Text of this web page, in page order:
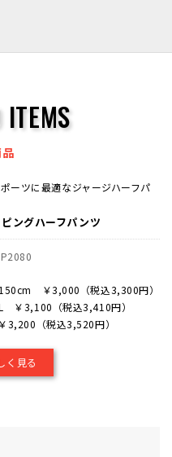
ITEMS
ーツに最適なジャージハーフパ
ングハーフパンツ
￥3,000（税込3,300円）
￥3,100（税込3,410円）
（税込3,520円）
く見る